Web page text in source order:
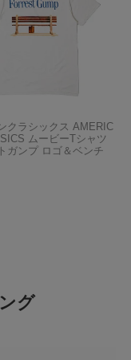
クラシックス AMERIC
ムービーTシャツ
ガンプ ロゴ＆ベンチ
グ